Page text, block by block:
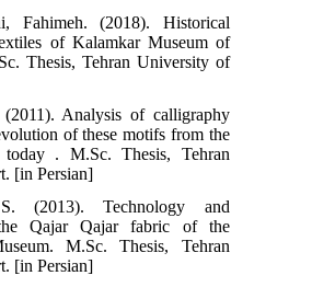
Fahimeh. (2018). Historical
of the textiles of Kalamkar Museum of
M.Sc. Thesis, Tehran University of
F. (2011). Analysis of calligraphy
the evolution of these motifs from the
era to today . M.Sc. Thesis, Tehran
of Art. [in Persian]
S. (2013). Technology and
of the Qajar Qajar fabric of the
Museum. M.Sc. Thesis, Tehran
of Art. [in Persian]